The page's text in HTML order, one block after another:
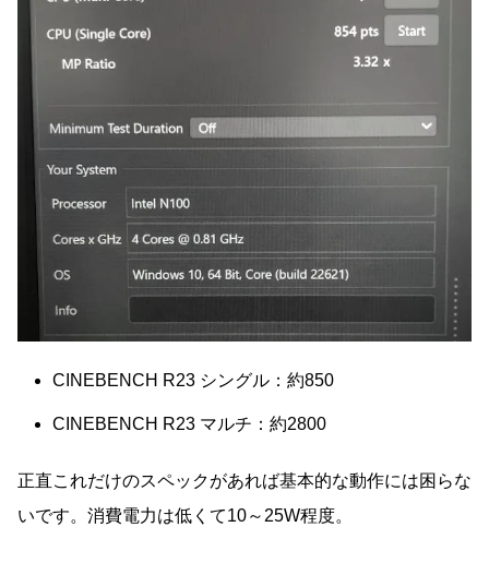
CINEBENCH R23 シングル：約850
CINEBENCH R23 マルチ：約2800
正直これだけのスペックがあれば基本的な動作には困らな
いです。消費電力は低くて10～25W程度。